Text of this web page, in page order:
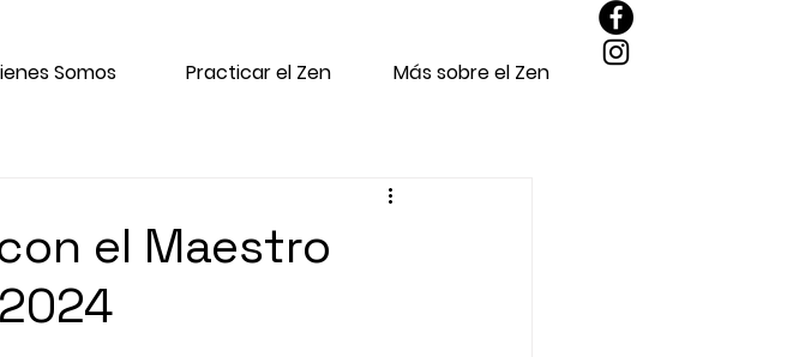
Somos Practicar el Zen Más sobre el Zen
el Maestro